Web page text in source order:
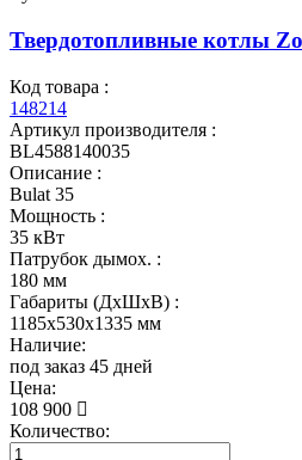
Твердотопливные котлы
Код товара :
148214
Артикул производителя :
BL4588140035
Описание :
Bulat 35
Мощность :
35 кВт
Патрубок дымох. :
180 мм
Габариты (ДхШхВ) :
1185x530x1335 мм
Наличие:
под заказ 45 дней
Цена:
108 900
Количество: